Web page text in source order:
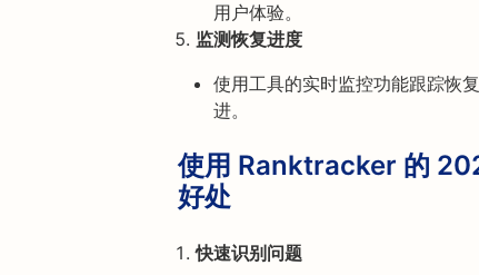
用户体验。
监测恢复进度
使用工具的实时监控功能跟踪恢
进。
使用 Ranktracker 的
好处
快速识别问题